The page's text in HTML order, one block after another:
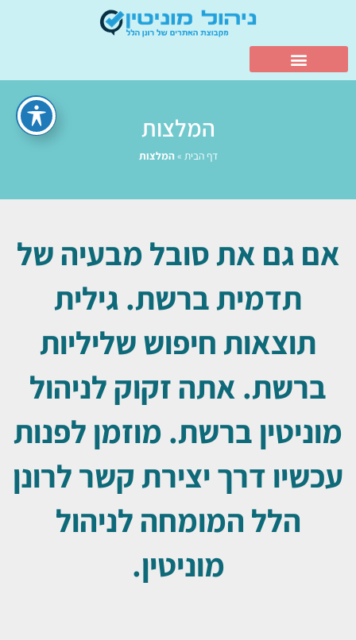
המלצות
דף הבית » המלצות
אם גם את סובל מבעיה של
תדמית ברשת. גילית
תוצאות חיפוש שליליות
ברשת. אתה זקוק לניהול
מוניטין ברשת. מוזמן לפנות
עכשיו דרך יצירת קשר לרונן
הלל המומחה לניהול
מוניטין.